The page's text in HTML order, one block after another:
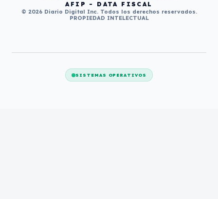
AFIP - DATA FISCAL
© 2026 Diario Digital Inc. Todos los derechos reservados.
PROPIEDAD INTELECTUAL
SISTEMAS OPERATIVOS